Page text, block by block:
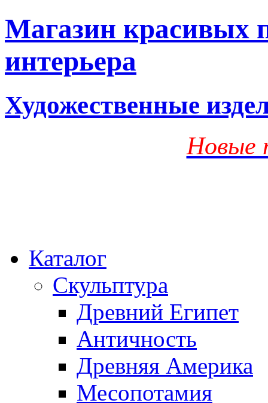
Магазин красивых
интерьера
Художественные
Новые
Каталог
Скульптура
Древний Египет
Античность
Древняя Америка
Месопотамия